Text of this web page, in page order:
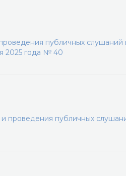
публичных
2025 года № 40
проведения публичных